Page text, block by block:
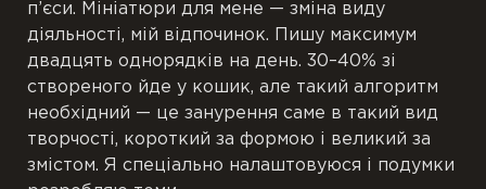
п’єси. Мініатюри для мене — зміна виду
діяльності, мій відпочинок. Пишу максимум
двадцять однорядків на день. 30–40% зі
створеного йде у кошик, але такий алгоритм
необхідний — це занурення саме в такий вид
творчості, короткий за формою і великий за
змістом. Я спеціально налаштовуюся і подумки